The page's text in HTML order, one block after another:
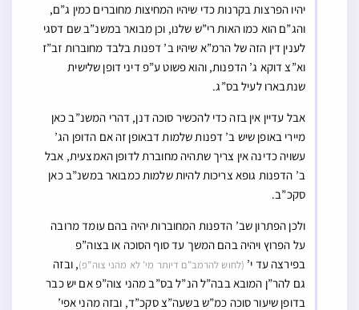
יהיו הפרצות בקרנות כדי שיהיו המחיצות מחוברים כמין ג”ם,
והג”ם הוא כמו האות רי”ש שלנו, וכן מבואר במשנ”ב שם דסגי
לענין דין הזה של הרמ”א שיהיו ב’ דפנות בלבד מחוברות זב”ז
וא”צ דוקא ג’ הדפנות, והוא פשוט ע”פ דיני דופן שלישית
שנתבארו לעיל בס”ג.
אבל עדיין אין בזה כדי להכשיר סוכה דנן, דהרי המשנ”ב כאן
מיירי באופן שיש ב’ דפנות שלמות דבאופן זה אם הדופן הג’
עשויה כדינה אין צריך שתהיה מחוברת לדופן האמצעית, אבל
ב’ הדפנות גופא צריכות להיות שלמות כמבואר במשנ”ב כאן
סקכ”ב.
ולכן הפתרון שב’ הדפנות המחוברות יהיה בהם עומד מרובה
על הפרוץ ויהיה בהם המשך עד סוף הסוכה או בצוה”פ
בפירצה עד י’ (לחוש להרמב”ם דיותר מי’ לא מהני צוה”פ), ובזה
גם להר”ן המובא בבה”ל הנ”ל בס”ב מהני צוה”פ אם יש כבר
בדופן שיעור סוכה כמ”ש בשעה”צ סקכ”ד, ובזה מהני אפי’